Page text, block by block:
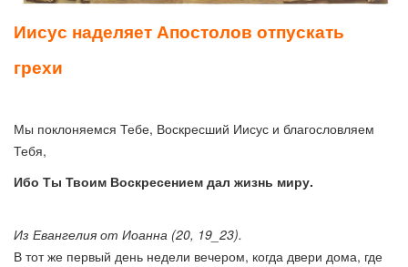
Иисус наделяет Апостолов отпускать
грехи
Мы поклоняемся Тебе, Воскресший Иисус и благословляем
Тебя,
Ибо Ты Твоим Воскресением дал жизнь миру.
Из Евангелия от Иоанна (20, 19_23).
В тот же первый день недели вечером, когда двери дома, где